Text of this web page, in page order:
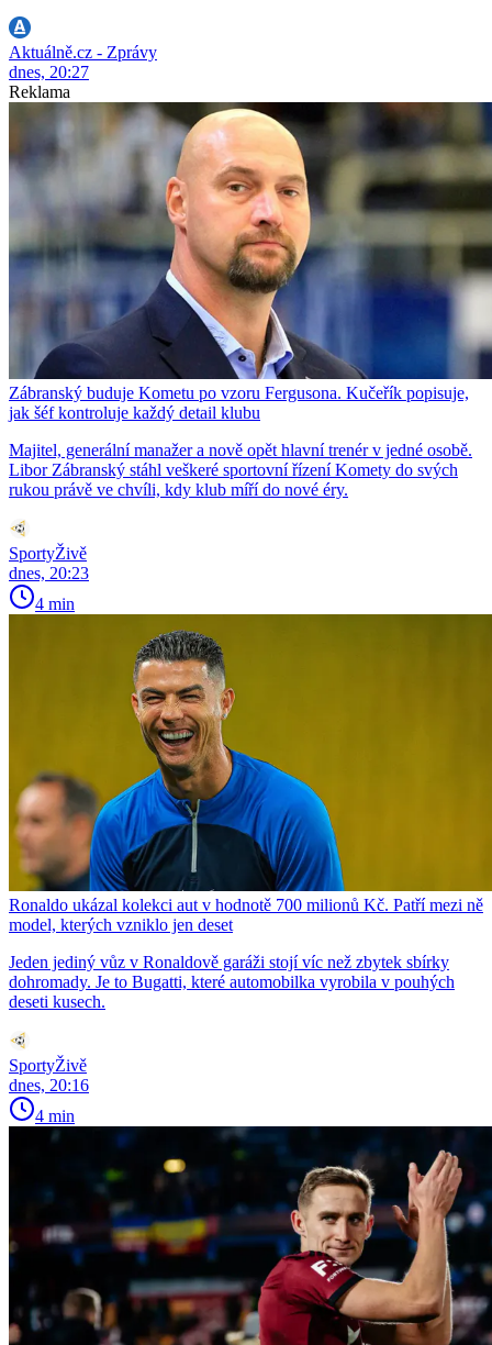
Aktuálně.cz - Zprávy
dnes, 20:27
Reklama
Zábranský buduje Kometu po vzoru Fergusona. Kučeřík popisuje,
jak šéf kontroluje každý detail klubu
Majitel, generální manažer a nově opět hlavní trenér v jedné osobě.
Libor Zábranský stáhl veškeré sportovní řízení Komety do svých
rukou právě ve chvíli, kdy klub míří do nové éry.
SportyŽivě
dnes, 20:23
4 min
Ronaldo ukázal kolekci aut v hodnotě 700 milionů Kč. Patří mezi ně
model, kterých vzniklo jen deset
Jeden jediný vůz v Ronaldově garáži stojí víc než zbytek sbírky
dohromady. Je to Bugatti, které automobilka vyrobila v pouhých
deseti kusech.
SportyŽivě
dnes, 20:16
4 min